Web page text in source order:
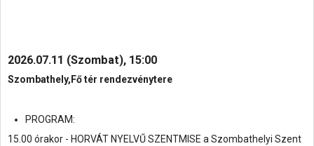
2026.07.11 (Szombat), 15:00
Szombathely,Fő tér rendezvénytere
PROGRAM:
15.00 órakor - HORVÁT NYELVŰ SZENTMISE a Szombathelyi Szent